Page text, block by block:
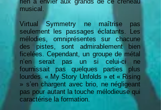
musical.
Virtual Symmetry ne maîtrise pas
seulement les passages éclatants. Les
mélodies, omniprésentes sur chacune
des pistes, sont admirablement bien
ficelées. Cependant, un groupe de métal
n’en serait pas un si celui-ci ne
fournissait pas quelques parties plus
lourdes. « My Story Unfolds » et « Rising
» s’en chargent avec brio, ne négligeant
pas pour autant la touche mélodieuse qui
caractérise la formation.